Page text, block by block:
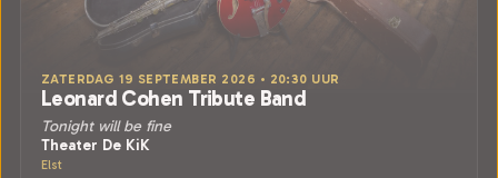
ZATERDAG 19 SEPTEMBER 2026 • 20:30 UUR
Leonard Cohen Tribute Band
Tonight will be fine
Theater De KiK
Elst